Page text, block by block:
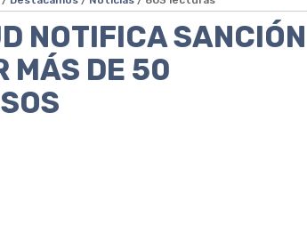
NOTIFICA SANCIÓN
MÁS DE 50